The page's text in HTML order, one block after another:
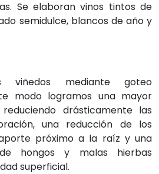
Se elaboran vinos tintos de
semidulce, blancos de año y
viñedos mediante goteo
modo logramos una mayor
drásticamente las
una reducción de los
próximo a la raíz y una
hongos y malas hierbas
superficial.